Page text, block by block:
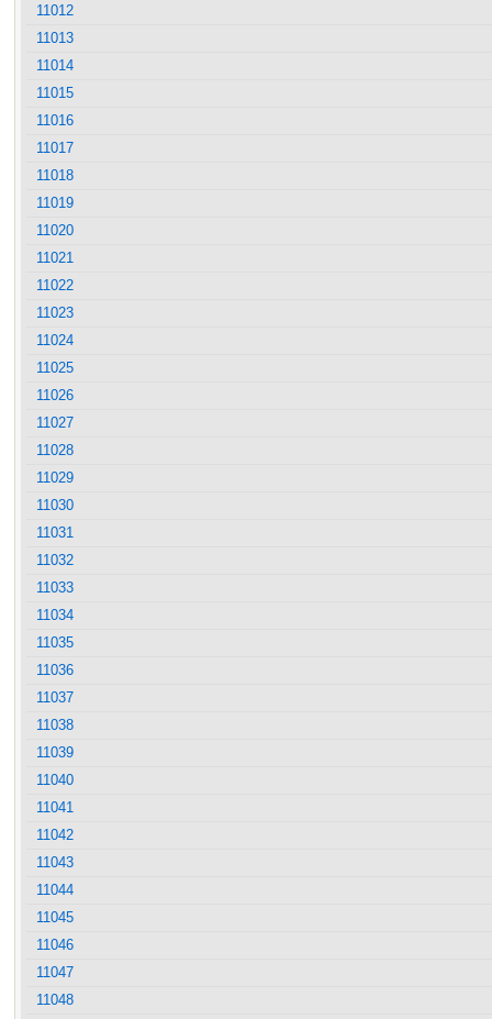
11012
11013
11014
11015
11016
11017
11018
11019
11020
11021
11022
11023
11024
11025
11026
11027
11028
11029
11030
11031
11032
11033
11034
11035
11036
11037
11038
11039
11040
11041
11042
11043
11044
11045
11046
11047
11048